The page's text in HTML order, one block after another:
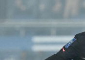
Untermenü
Untermenü